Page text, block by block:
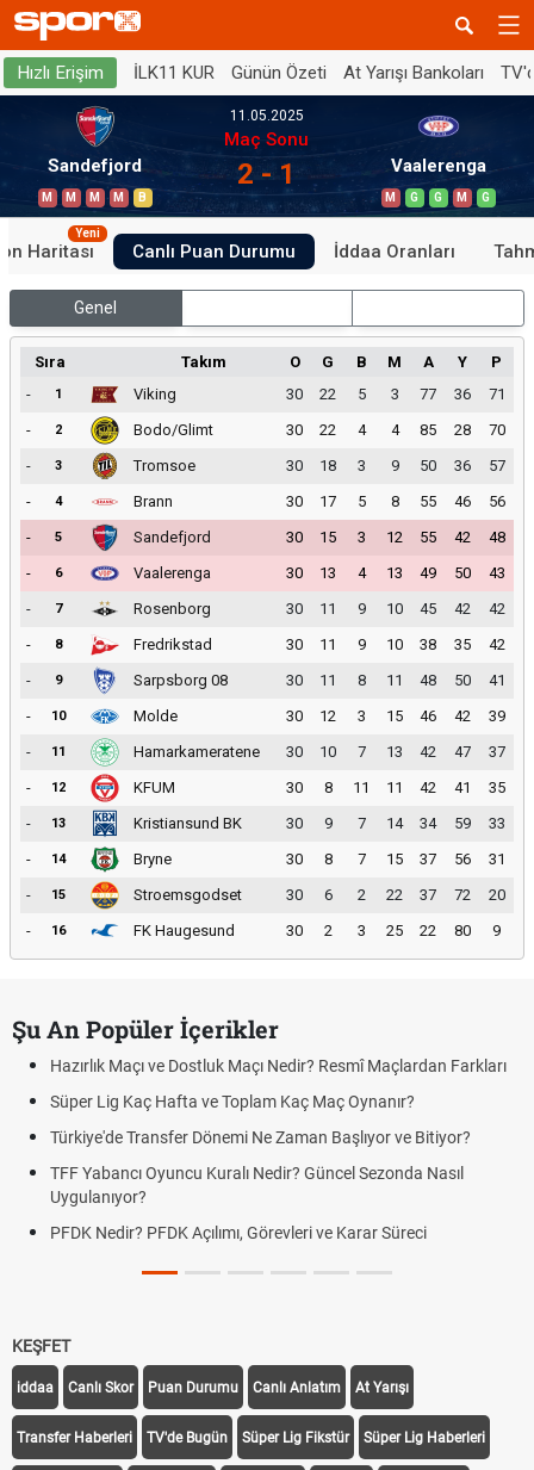
Hızlı Erişim İLK11 KUR Günün Özeti At Yarışı Bankoları
Sandefjord
M M M M B
11.05.2025
Maç Sonu
2 - 1 Vaalerenga
M G G M G
Haritası
Yeni
Canlı Puan Durumu İddaa Oranları
Genel
Sıra Takım O G B M A Y
P
-
1 Viking 30 22 5 3 77 36
71
-
2 Bodo/Glimt 30 22 4 4 85 28
70
-
3 Tromsoe 30 18 3 9 50 36
57
-
4 Brann 30 17 5 8 55 46
56
-
5 Sandefjord 30 15 3 12 55 42
48
-
6 Vaalerenga 30 13 4 13 49 50
43
-
7 Rosenborg 30 11 9 10 45 42
42
-
8 Fredrikstad 30 11 9 10 38 35
42
-
9 Sarpsborg 08 30 11 8 11 48 50
41
-
10 Molde 30 12 3 15 46 42
39
-
11 Hamarkameratene 30 10 7 13 42 47
37
-
12 KFUM 30 8 11 11 42 41
35
-
13 Kristiansund BK 30 9 7 14 34 59
33
-
14 Bryne 30 8 7 15 37 56
31
-
15 Stroemsgodset 30 6 2 22 37 72
20
-
16 FK Haugesund 30 2 3 25 22 80 9
Şu An Popüler İçerikler
Hazırlık Maçı ve Dostluk Maçı Nedir? Resmî Maçlardan Farkları
Süper Lig Kaç Hafta ve Toplam Kaç Maç Oynanır?
Türkiye'de Transfer Dönemi Ne Zaman Başlıyor ve Bitiyor?
TFF Yabancı Oyuncu Kuralı Nedir? Güncel Sezonda Nasıl
Uygulanıyor?
PFDK Nedir? PFDK Açılımı, Görevleri ve Karar Süreci
KEŞFET
iddaa Canlı Skor Puan Durumu Canlı Anlatım At Yarışı
Transfer Haberleri TV'de Bugün Süper Lig Fikstür Süper Lig Haberleri